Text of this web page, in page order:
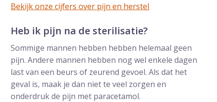
Bekijk onze cijfers over pijn en herstel
Heb ik pijn na de sterilisatie?
Sommige mannen hebben hebben helemaal geen
pijn. Andere mannen hebben nog wel enkele dagen
last van een beurs of zeurend gevoel. Als dat het
geval is, maak je dan niet te veel zorgen en
onderdruk de pijn met paracetamol.